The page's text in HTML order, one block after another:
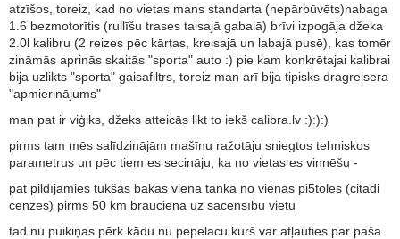
atzīšos, toreiz, kad no vietas mans standarta (nepārbūvēts)nabaga
1.6 bezmotorītis (rullīšu trases taisajā gabalā) brīvi izpogāja džeka
2.0l kalibru (2 reizes pēc kārtas, kreisajā un labajā pusē), kas tomēr
zināmās aprinās skaitās "sporta" auto :) pie kam konkrētajai kalibrai
bija uzlikts "sporta" gaisafiltrs, toreiz man arī bija tipisks dragreisera
"apmierinājums"
man pat ir viģiks, džeks atteicās likt to iekš calibra.lv :):):)
pirms tam mēs salīdzinājām mašīnu ražotāju sniegtos tehniskos
parametrus un pēc tiem es secināju, ka no vietas es vinnēšu -
pat pildījāmies tukšās bākās vienā tankā no vienas pi5toles (citādi
cenzēs) pirms 50 km brauciena uz sacensību vietu
tad nu puikiņas pērk kādu nu pepelacu kurš var atļauties par paša